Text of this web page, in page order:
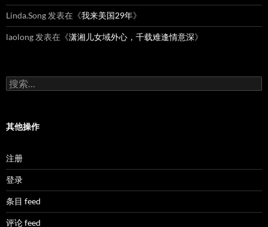
Linda.Song 发表在《我来美国29年》
laolong 发表在《潇湘儿女域外心，千载难逢情意深》
搜
索：
其他操作
注册
登录
条目 feed
评论 feed